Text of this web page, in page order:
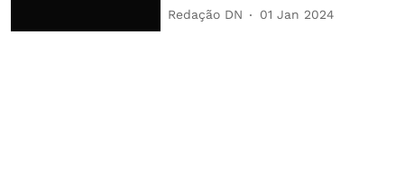
Redação DN 01 Jan 2024